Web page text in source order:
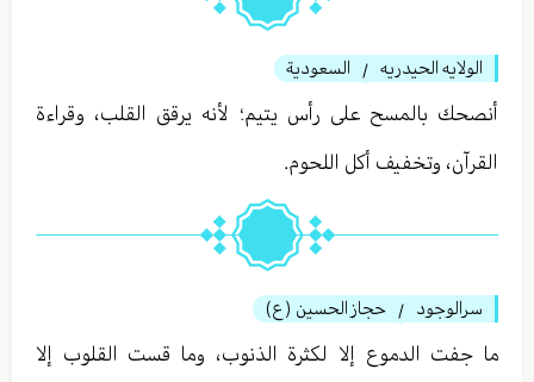
الولايه الحيدريه / السعودية
أنصحك بالمسح على رأس يتيم؛ لأنه يرقق القلب، وقراءة
القرآن، وتخفيف أكل اللحوم.
سرالوجود / حجاز الحسين (ع)
ما جفت الدموع إلا لكثرة الذنوب، وما قست القلوب إلا